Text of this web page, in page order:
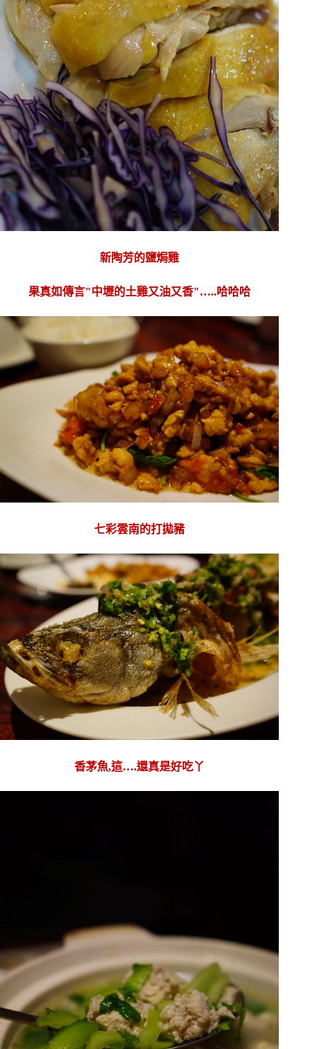
新陶芳的鹽焗雞
果真如傳言"中壢的土雞又油又香"…..哈哈哈
七彩雲南的打拋豬
香茅魚,這….還真是好吃丫